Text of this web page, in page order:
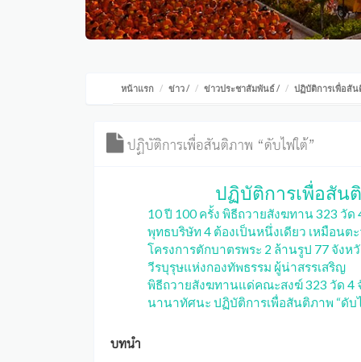
หน้าแรก ข่าว/ ข่าวประชาสัมพันธ์ / ปฏิบัติการเพื่อสัน
ปฏิบัติการเพื่อสันติภาพ “ดับไฟใต้”
ปฏิบัติการเพื่อสันติ
10 ปี 100 ครั้ง พิธีถวายสังฆทาน 323 วั
พุทธบริษัท 4 ต้องเป็นหนึ่งเดียว เหมือนต
โครงการตักบาตรพระ 2 ล้านรูป 77 จังห
วีรบุรุษแห่งกองทัพธรรม ผู้น่าสรรเสริญ
พิธีถวายสังฆทานแด่คณะสงฆ์ 323 วัด 4
นานาทัศนะ ปฏิบัติการเพื่อสันติภาพ “ดับ
บทนำ